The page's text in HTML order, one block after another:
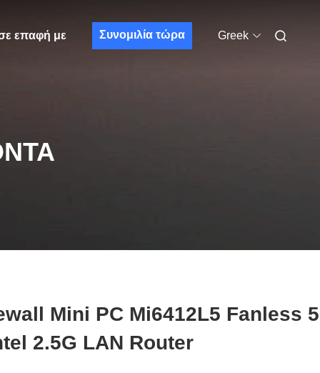
επαφή με Συνομιλία τώρα Greek
Mini PC Mi6412L5 Fanless 5
2.5G LAN Router